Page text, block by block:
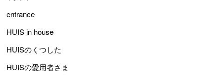
entrance
HUIS in house
HUISのくつした
HUISの愛用者さま